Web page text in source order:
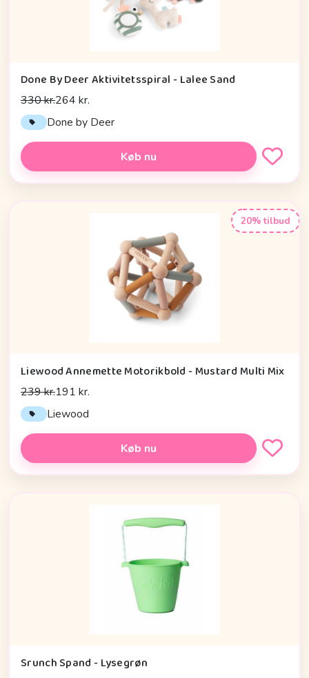
Done By Deer Aktivitetsspiral - Lalee Sand
330 kr.264 kr.
Done by Deer
Køb nu
20% tilbud
Liewood Annemette Motorikbold - Mustard Multi Mix
239 kr.191 kr.
Liewood
Køb nu
Srunch Spand - Lysegrøn